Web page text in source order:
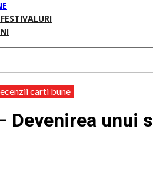
carti bune
Devenirea unui